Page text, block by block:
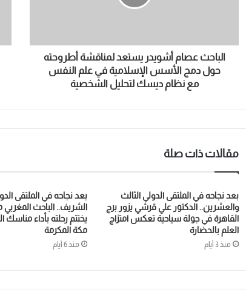
ن
الباحث عصام أشويدر يستعد لمناقشة أطروحته
حول دمج الأسس الإسلامية في علم النفس
مع نظام ديسك لتحليل الشخصية
مقالات ذات صلة
بعد نجاحه في الملتقى الدولي الثالث
والعشرين.. الدكتور علي قرشي يزور برج
القاهرة في جولة سياحية تعكس امتزاج
العلم بالحضارة
منذ 3 أيام
بعد نجاحه في الملتقى
الشريف.. الباحث
يختتم رحلته بأداء مناسك
مكة المكرمة
منذ 6 أيام